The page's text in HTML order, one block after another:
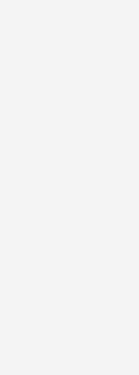
bei
be­deu­ten